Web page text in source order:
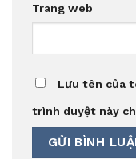
Trang web
Lưu tên của
trình duyệt này